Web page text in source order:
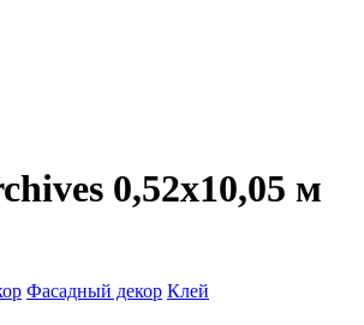
0,52x10,05 м
Фасадный декор Клей